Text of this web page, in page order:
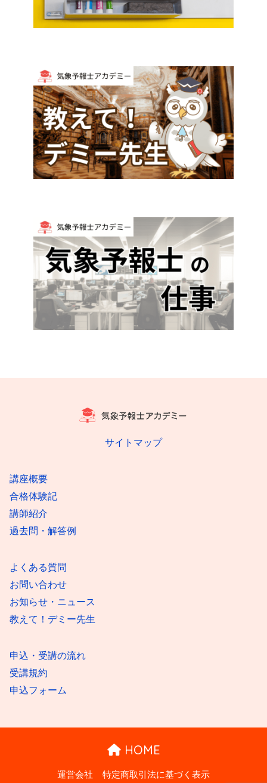
サイトマップ
講座概要
合格体験記
講師紹介
過去問・解答例
よくある質問
お問い合わせ
お知らせ・ニュース
教えて！デミー先生
申込・受講の流れ
受講規約
申込フォーム
HOME
運営会社 特定商取引法に基づく表示